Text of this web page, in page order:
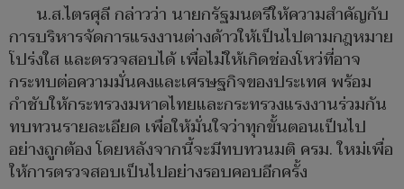
น.ส.ไตรศุลี กล่าวว่า นายกรัฐมนตรีให้ความสำคัญกับ
การบริหารจัดการแรงงานต่างด้าวให้เป็นไปตามกฎหมาย
โปร่งใส และตรวจสอบได้ เพื่อไม่ให้เกิดช่องโหว่ที่อาจ
กระทบต่อความมั่นคงและเศรษฐกิจของประเทศ พร้อม
กำชับให้กระทรวงมหาดไทยและกระทรวงแรงงานร่วมกัน
ทบทวนรายละเอียด เพื่อให้มั่นใจว่าทุกขั้นตอนเป็นไป
อย่างถูกต้อง โดยหลังจากนี้จะมีทบทวนมติ ครม. ใหม่เพื่อ
ให้การตรวจสอบเป็นไปอย่างรอบคอบอีกครั้ง